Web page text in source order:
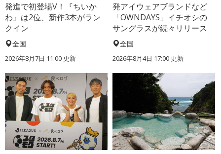
発進で初登場V！『ちいか
わ』は2位、新作3本がラン
クイン
全国
2026年8月7日 11:00更新
発アイウェアブランドなど
「OWNDAYS」イチオシの
サングラスが続々リリース
全国
2026年8月4日 17:00更新